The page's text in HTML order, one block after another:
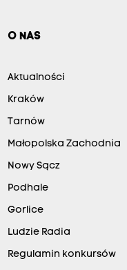
O NAS
Aktualności
Kraków
Tarnów
Małopolska Zachodnia
Nowy Sącz
Podhale
Gorlice
Ludzie Radia
Regulamin konkursów